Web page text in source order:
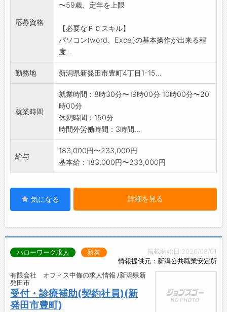
動かすことが好きな
待ちしています。
変更範囲:会社の定める業務
応募資格
〜59歳、定年を上限
【必要なＰＣスキル】
パソコン(word、Excel)の基本操作が出来る程
度...
勤務地 新潟県新発田市豊町4丁目1-15...
就業時間
就業時間：8時30分〜19時00分 10時00分〜20
時00分
休憩時間：150分
時間外労働時間：3時間...
給与
183,000円〜233,000円
基本給：183,000円〜233,000円
気になる 詳細を見る
掲載開始日:2026/08/01
情報提供元：新潟公共職業安定所
ハローワーク求人 新着
有限会社 オフィス中條の求人情報 /新潟県新
発田市
受付・診療補助(契約社員)(新
発田市豊町)